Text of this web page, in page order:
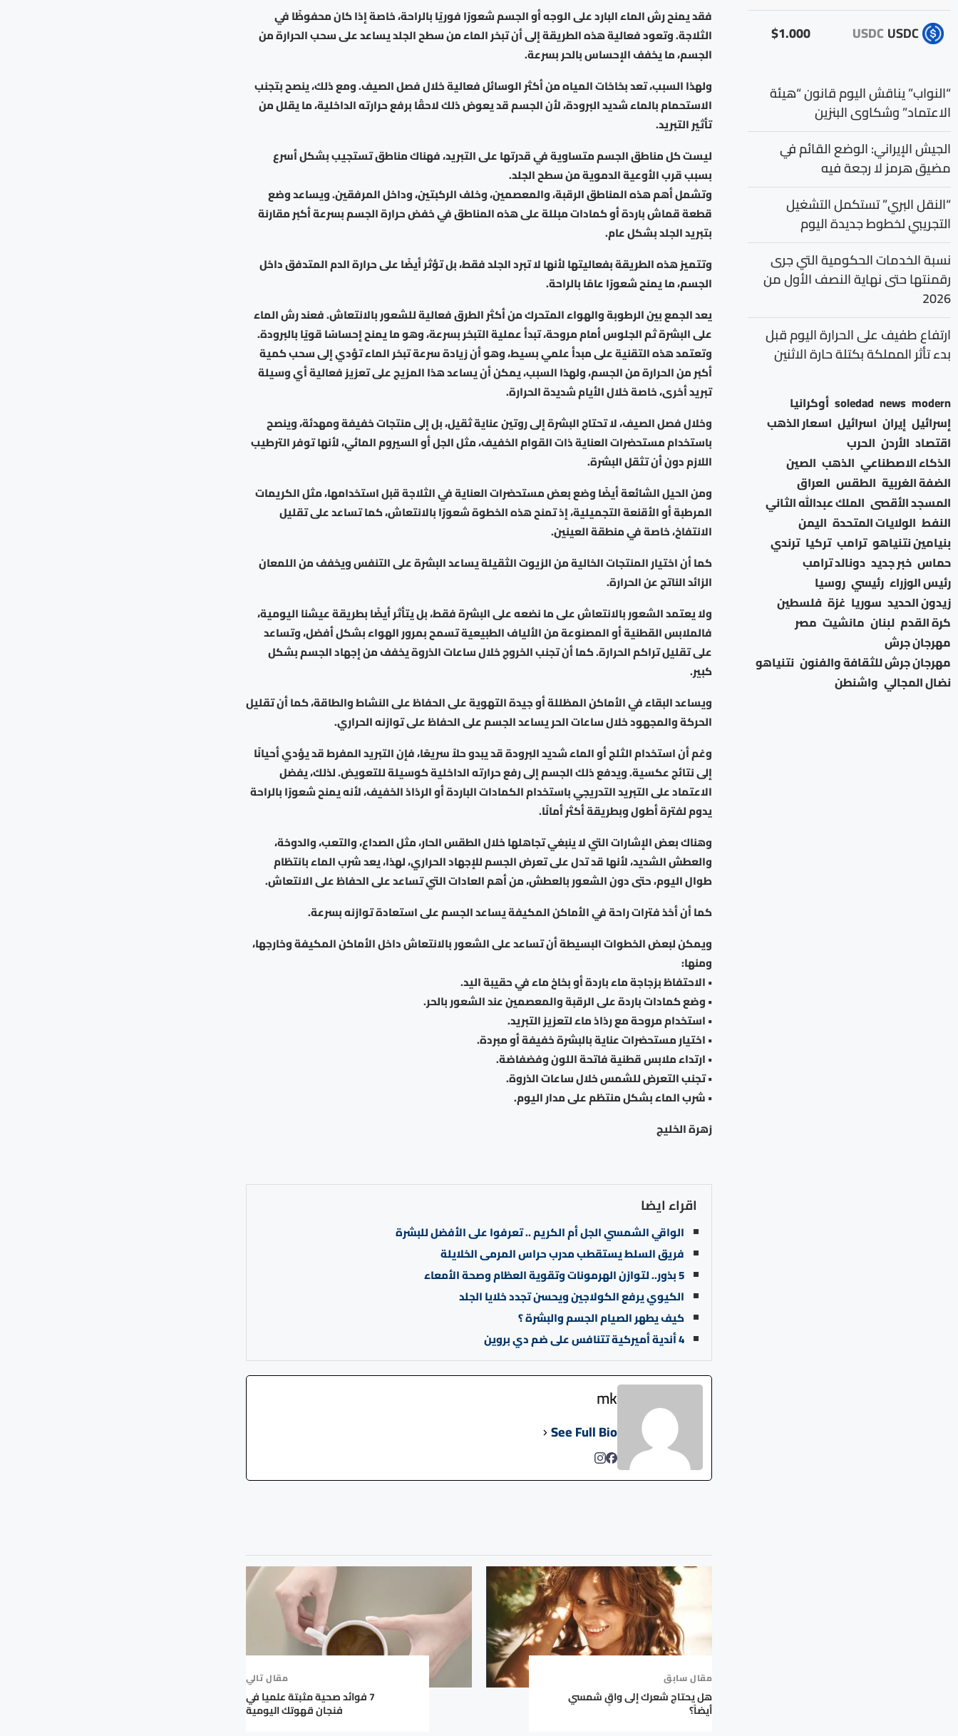
فقد يمنح رش الماء البارد على الوجه أو الجسم شعورًا فوريًا بالراحة، خاصة إذا كان محفوظًا في
الثلاجة. وتعود فعالية هذه الطريقة إلى أن تبخر الماء من سطح الجلد يساعد على سحب الحرارة من
الجسم، ما يخفف الإحساس بالحر بسرعة.
ولهذا السبب، تعد بخاخات المياه من أكثر الوسائل فعالية خلال فصل الصيف. ومع ذلك، ينصح بتجنب
الاستحمام بالماء شديد البرودة، لأن الجسم قد يعوض ذلك لاحقًا برفع حرارته الداخلية، ما يقلل من
تأثير التبريد.
ليست كل مناطق الجسم متساوية في قدرتها على التبريد، فهناك مناطق تستجيب بشكل أسرع
بسبب قرب الأوعية الدموية من سطح الجلد.
وتشمل أهم هذه المناطق الرقبة، والمعصمين، وخلف الركبتين، وداخل المرفقين. ويساعد وضع
قطعة قماش باردة أو كمادات مبللة على هذه المناطق في خفض حرارة الجسم بسرعة أكبر مقارنة
بتبريد الجلد بشكل عام.
وتتميز هذه الطريقة بفعاليتها لأنها لا تبرد الجلد فقط، بل تؤثر أيضًا على حرارة الدم المتدفق داخل
الجسم، ما يمنح شعورًا عامًا بالراحة.
يعد الجمع بين الرطوبة والهواء المتحرك من أكثر الطرق فعالية للشعور بالانتعاش. فعند رش الماء
على البشرة ثم الجلوس أمام مروحة، تبدأ عملية التبخر بسرعة، وهو ما يمنح إحساسًا قويًا بالبرودة.
وتعتمد هذه التقنية على مبدأ علمي بسيط، وهو أن زيادة سرعة تبخر الماء تؤدي إلى سحب كمية
أكبر من الحرارة من الجسم، ولهذا السبب، يمكن أن يساعد هذا المزيج على تعزيز فعالية أي وسيلة
تبريد أخرى، خاصة خلال الأيام شديدة الحرارة.
وخلال فصل الصيف، لا تحتاج البشرة إلى روتين عناية ثقيل، بل إلى منتجات خفيفة ومهدئة، وينصح
باستخدام مستحضرات العناية ذات القوام الخفيف، مثل الجل أو السيروم المائي، لأنها توفر الترطيب
اللازم دون أن تثقل البشرة.
ومن الحيل الشائعة أيضًا وضع بعض مستحضرات العناية في الثلاجة قبل استخدامها، مثل الكريمات
المرطبة أو الأقنعة التجميلية، إذ تمنح هذه الخطوة شعورًا بالانتعاش، كما تساعد على تقليل
الانتفاخ، خاصة في منطقة العينين.
كما أن اختيار المنتجات الخالية من الزيوت الثقيلة يساعد البشرة على التنفس ويخفف من اللمعان
الزائد الناتج عن الحرارة.
ولا يعتمد الشعور بالانتعاش على ما نضعه على البشرة فقط، بل يتأثر أيضًا بطريقة عيشنا اليومية،
فالملابس القطنية أو المصنوعة من الألياف الطبيعية تسمح بمرور الهواء بشكل أفضل، وتساعد
على تقليل تراكم الحرارة. كما أن تجنب الخروج خلال ساعات الذروة يخفف من إجهاد الجسم بشكل
كبير.
ويساعد البقاء في الأماكن المظللة أو جيدة التهوية على الحفاظ على النشاط والطاقة، كما أن تقليل
الحركة والمجهود خلال ساعات الحر يساعد الجسم على الحفاظ على توازنه الحراري.
وغم أن استخدام الثلج أو الماء شديد البرودة قد يبدو حلاً سريعًا، فإن التبريد المفرط قد يؤدي أحيانًا
إلى نتائج عكسية. ويدفع ذلك الجسم إلى رفع حرارته الداخلية كوسيلة للتعويض. لذلك، يفضل
الاعتماد على التبريد التدريجي باستخدام الكمادات الباردة أو الرذاذ الخفيف، لأنه يمنح شعورًا بالراحة
يدوم لفترة أطول وبطريقة أكثر أمانًا.
وهناك بعض الإشارات التي لا ينبغي تجاهلها خلال الطقس الحار، مثل الصداع، والتعب، والدوخة،
والعطش الشديد، لأنها قد تدل على تعرض الجسم للإجهاد الحراري، لهذا، يعد شرب الماء بانتظام
طوال اليوم، حتى دون الشعور بالعطش، من أهم العادات التي تساعد على الحفاظ على الانتعاش.
كما أن أخذ فترات راحة في الأماكن المكيفة يساعد الجسم على استعادة توازنه بسرعة.
ويمكن لبعض الخطوات البسيطة أن تساعد على الشعور بالانتعاش داخل الأماكن المكيفة وخارجها،
ومنها:
• الاحتفاظ بزجاجة ماء باردة أو بخاخ ماء في حقيبة اليد.
• وضع كمادات باردة على الرقبة والمعصمين عند الشعور بالحر.
• استخدام مروحة مع رذاذ ماء لتعزيز التبريد.
• اختيار مستحضرات عناية بالبشرة خفيفة أو مبردة.
• ارتداء ملابس قطنية فاتحة اللون وفضفاضة.
• تجنب التعرض للشمس خلال ساعات الذروة.
• شرب الماء بشكل منتظم على مدار اليوم.
زهرة الخليج
اقراء ايضا
الواقي الشمسي الجل أم الكريم .. تعرفوا على الأفضل للبشرة
فريق السلط يستقطب مدرب حراس المرمى الخلايلة
5 بذور.. لتوازن الهرمونات وتقوية العظام وصحة الأمعاء
الكيوي يرفع الكولاجين ويحسن تجدد خلايا الجلد
كيف يطهر الصيام الجسم والبشرة ؟
4 أندية أميركية تتنافس على ضم دي بروين
mk
See Full Bio
مقال سابق
هل يحتاج شعرك إلى واقٍ شمسي
أيضاً؟
مقال تالي
7 فوائد صحية مثبتة علميا في
فنجان قهوتك اليومية
USDC
USDC
$1.000
“النواب” يناقش اليوم قانون “هيئة
الاعتماد” وشكاوى البنزين
الجيش الإيراني: الوضع القائم في
مضيق هرمز لا رجعة فيه
“النقل البري” تستكمل التشغيل
التجريبي لخطوط جديدة اليوم
نسبة الخدمات الحكومية التي جرى
رقمنتها حتى نهاية النصف الأول من
2026
ارتفاع طفيف على الحرارة اليوم قبل
بدء تأثر المملكة بكتلة حارة الاثنين
modern
news
soledad أوكرانيا
إسرائيل إيران اسرائيل اسعار الذهب
اقتصاد الأردن الحرب
الذكاء الاصطناعي الذهب الصين
الضفة الغربية الطقس العراق
المسجد الأقصى الملك عبدالله الثاني
النفط الولايات المتحدة اليمن
بنيامين نتنياهو ترامب تركيا ترندي
حماس خبر جديد دونالد ترامب
رئيس الوزراء رئيسي روسيا
زيدون الحديد سوريا غزة فلسطين
كرة القدم لبنان مانشيت مصر
مهرجان جرش
مهرجان جرش للثقافة والفنون نتنياهو
نضال المجالي واشنطن